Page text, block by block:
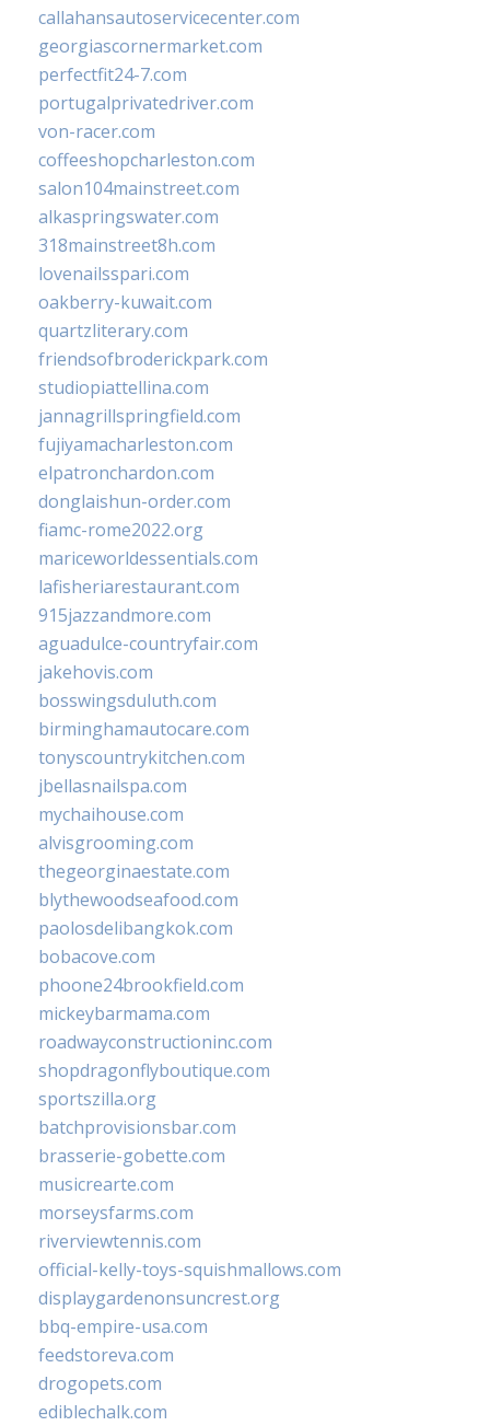
callahansautoservicecenter.com
georgiascornermarket.com
perfectfit24-7.com
portugalprivatedriver.com
von-racer.com
coffeeshopcharleston.com
salon104mainstreet.com
alkaspringswater.com
318mainstreet8h.com
lovenailsspari.com
oakberry-kuwait.com
quartzliterary.com
friendsofbroderickpark.com
studiopiattellina.com
jannagrillspringfield.com
fujiyamacharleston.com
elpatronchardon.com
donglaishun-order.com
fiamc-rome2022.org
mariceworldessentials.com
lafisheriarestaurant.com
915jazzandmore.com
aguadulce-countryfair.com
jakehovis.com
bosswingsduluth.com
birminghamautocare.com
tonyscountrykitchen.com
jbellasnailspa.com
mychaihouse.com
alvisgrooming.com
thegeorginaestate.com
blythewoodseafood.com
paolosdelibangkok.com
bobacove.com
phoone24brookfield.com
mickeybarmama.com
roadwayconstructioninc.com
shopdragonflyboutique.com
sportszilla.org
batchprovisionsbar.com
brasserie-gobette.com
musicrearte.com
morseysfarms.com
riverviewtennis.com
official-kelly-toys-squishmallows.com
displaygardenonsuncrest.org
bbq-empire-usa.com
feedstoreva.com
drogopets.com
ediblechalk.com